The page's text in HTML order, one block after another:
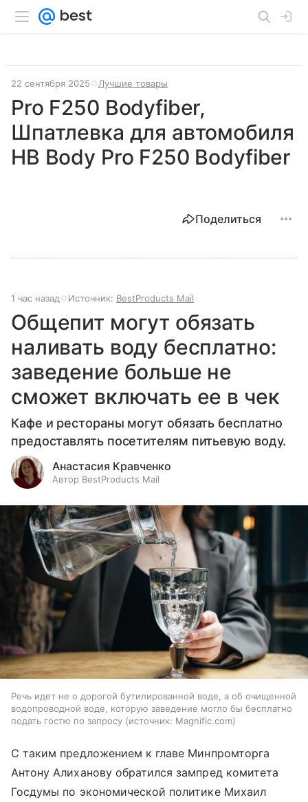
22 сентября 2025 Лучшие товары
Pro F250 Bodyfiber,
Шпатлевка для автомобиля
HB Body Pro F250 Bodyfiber
Поделиться
1 час назад Источник: BestProducts Mail
Общепит могут обязать
наливать воду бесплатно:
заведение больше не
сможет включать ее в чек
Кафе и рестораны могут обязать бесплатно
предоставлять посетителям питьевую воду.
Анастасия Кравченко
Автор BestProducts Mail
Речь идет не о дорогой бутилированной воде, а об очищенной
водопроводной воде, которую заведение могло бы бесплатно
подать гостю по запросу
источник: Magnific.com
С таким предложением к главе Минпромторга
Антону Алиханову обратился зампред комитета
Госдумы по экономической политике Михаил